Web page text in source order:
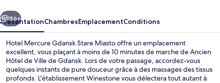
Miasto
Suivant
156+
PrésentationChambresEmplacementConditions
Hotel Mercure Gdansk Stare Miasto offre un emplacement
excellent, vous plaçant à moins de 10 minutes de marche de Ancien
Hôtel de Ville de Gdansk. Lors de votre passage, accordez-vous
quelques instants de pure douceur grâce à des massages des tissus
profonds. L'établissement Winestone vous délectera tout autant à